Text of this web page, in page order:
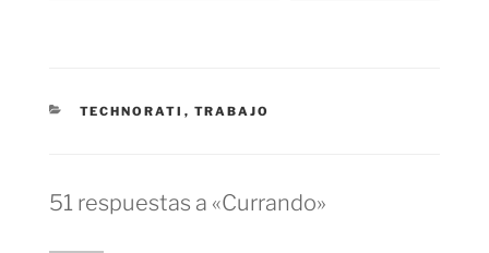
CATEGORÍAS
TECHNORATI , TRABAJO
51 respuestas a «Currando»